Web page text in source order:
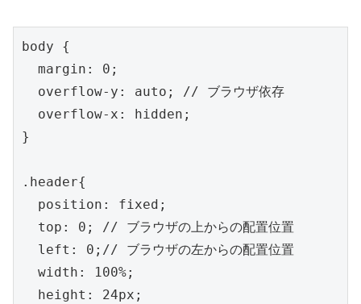
body {
  margin: 0;
  overflow-y: auto; // ブラウザ依存
  overflow-x: hidden;
}
.header{
  position: fixed;
  top: 0; // ブラウザの上からの配置位置
  left: 0;// ブラウザの左からの配置位置
  width: 100%;
  height: 24px;